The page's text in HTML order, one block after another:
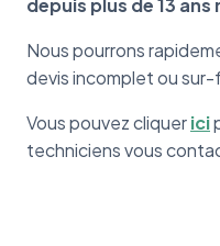
depuis plus de 13
Nous pourrons
devis incomplet ou
Vous pouvez cliquerici
techniciens vous